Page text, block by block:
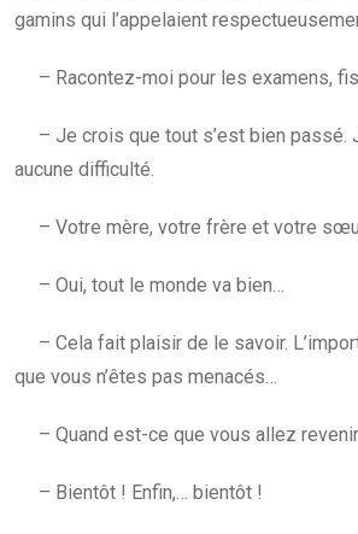
gamins qui l’appelaient
– Racontez-moi pour les examens,
– Je crois que tout s’est bien passé.
aucune difficulté.
– Votre mère, votre frère et votre
– Oui, tout le monde va bien…
– Cela fait plaisir de le savoir.
que vous n’êtes pas menacés…
– Quand est-ce que vous allez
– Bientôt ! Enfin,… bientôt !